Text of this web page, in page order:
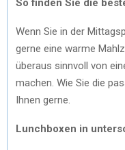
Wenn Sie in der
gerne eine warme
überaus sinnvoll von
machen. Wie Sie die
Ihnen gerne.
Lunchboxen in